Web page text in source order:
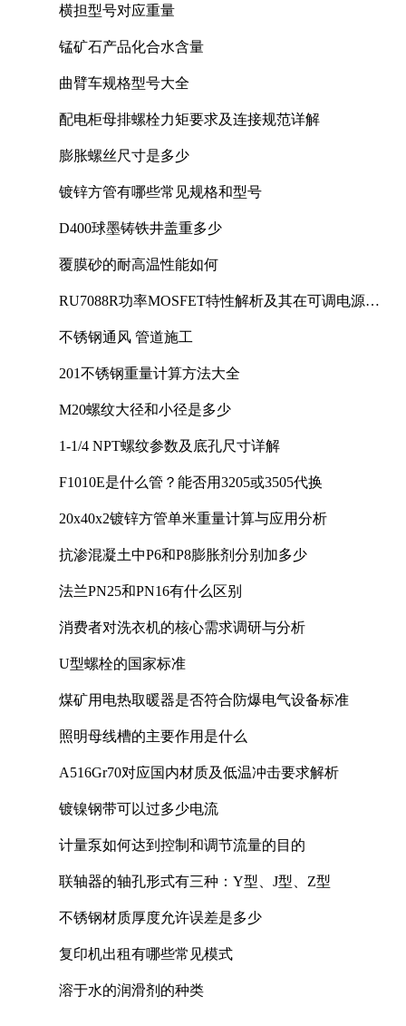
横担型号对应重量
锰矿石产品化合水含量
曲臂车规格型号大全
配电柜母排螺栓力矩要求及连接规范详解
膨胀螺丝尺寸是多少
镀锌方管有哪些常见规格和型号
D400球墨铸铁井盖重多少
覆膜砂的耐高温性能如何
RU7088R功率MOSFET特性解析及其在可调电源设
不锈钢通风 管道施工
201不锈钢重量计算方法大全
M20螺纹大径和小径是多少
1-1/4 NPT螺纹参数及底孔尺寸详解
F1010E是什么管？能否用3205或3505代换
20x40x2镀锌方管单米重量计算与应用分析
抗渗混凝土中P6和P8膨胀剂分别加多少
法兰PN25和PN16有什么区别
消费者对洗衣机的核心需求调研与分析
U型螺栓的国家标准
煤矿用电热取暖器是否符合防爆电气设备标准
照明母线槽的主要作用是什么
A516Gr70对应国内材质及低温冲击要求解析
镀镍钢带可以过多少电流
计量泵如何达到控制和调节流量的目的
联轴器的轴孔形式有三种：Y型、J型、Z型
不锈钢材质厚度允许误差是多少
复印机出租有哪些常见模式
溶于水的润滑剂的种类